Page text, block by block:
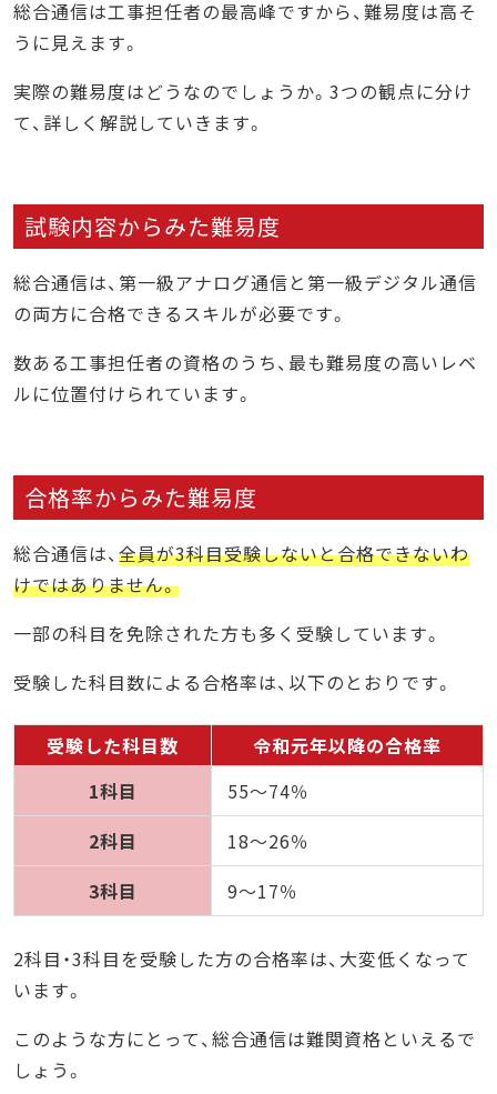
総合通信は工事担任者の最高峰ですから、難易度は高そ
うに見えます。
実際の難易度はどうなのでしょうか。3つの観点に分け
て、詳しく解説していきます。
試験内容からみた難易度
総合通信は、第一級アナログ通信と第一級デジタル通信
の両方に合格できるスキルが必要です。
数ある工事担任者の資格のうち、最も難易度の高いレベ
ルに位置付けられています。
合格率からみた難易度
総合通信は、全員が3科目受験しないと合格できないわ
けではありません。
一部の科目を免除された方も多く受験しています。
受験した科目数による合格率は、以下のとおりです。
受験した科目数
令和元年以降の合格率
1科目
55～74％
2科目
18～26％
3科目
9～17％
2科目・3科目を受験した方の合格率は、大変低くなって
います。
このような方にとって、総合通信は難関資格といえるで
しょう。